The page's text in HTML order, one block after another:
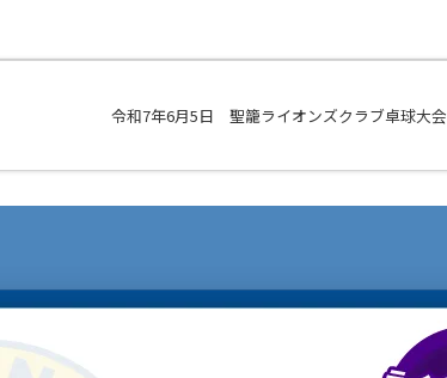
令和7年6月5日 聖籠ライオンズクラブ卓球大会